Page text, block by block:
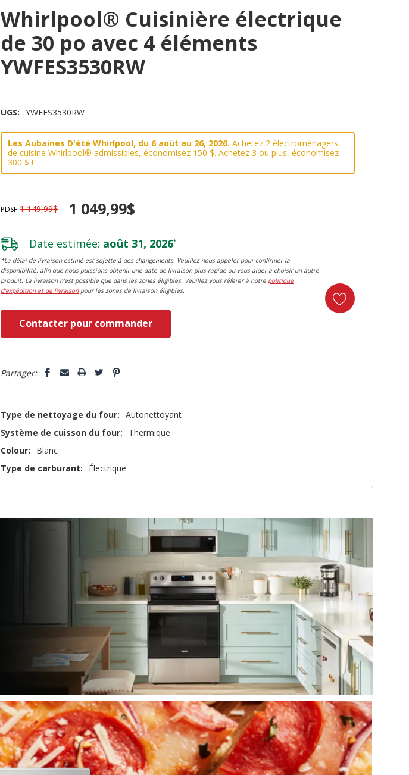
Whirlpool® Cuisinière électrique
de 30 po avec 4 éléments
YWFES3530RW
UGS: YWFES3530RW
Les Aubaines D'été Whirlpool, du 6 aoüt au 26, 2026. Achetez 2 électroménagers
de cuisine Whirlpool® admissibles, économisez 150 $. Achetez 3 ou plus, économisez
300 $ !
PDSF 1 149,99$ 1 049,99$
Date estimée: août 31, 2026*
*La délai de livraison estimé est sujette à des changements. Veuillez nous appeler pour confirmer la
disponibilité, afin que nous puissions obtenir une date de livraison plus rapide ou vous aider à choisir un autre
produit. La livraison n'est possible que dans les zones éligibles. Veuillez vous référer à notre politique
d'expédition et de livraisonpour les zones de livraison éligibles.
que
Contacter pour commander
Partager:
Type de nettoyage du four: Autonettoyant
Système de cuisson du four:
Thermique
Colour:
Blanc
Type de carburant:
Électrique